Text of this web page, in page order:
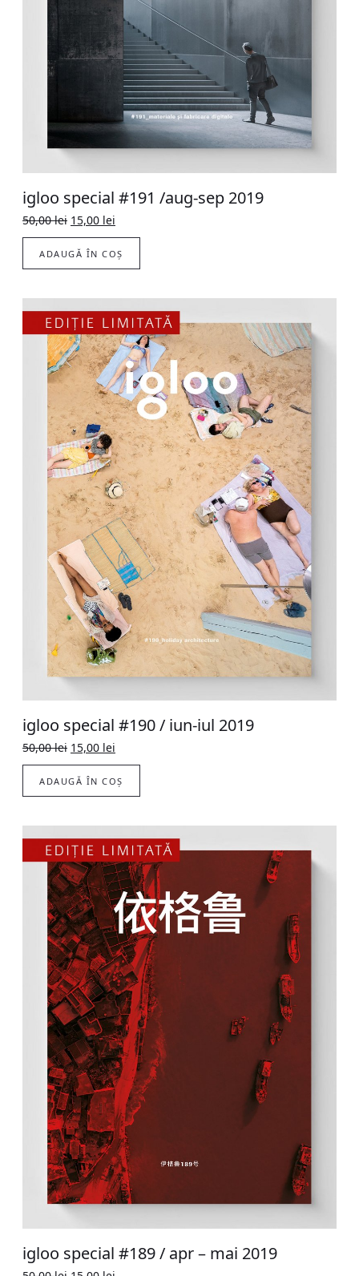
igloo special #191 /aug-sep 2019
50,00lei Original
price
was:
50,00 lei.
15,00 lei
price
is:
15,00 lei.
ADAUGĂ ÎN COȘ
igloo special #190 / iun-iul 2019
50,00lei Original
price
was:
50,00 lei.
15,00 lei
price
is:
15,00 lei.
ADAUGĂ ÎN COȘ
igloo special #189 / apr – mai 2019